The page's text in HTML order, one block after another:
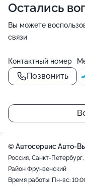
Остались
Вы можете
связи
Контактный номер
Позвонить
© Автосервис Авто-
Россия, Санкт-
Район Фрунзенский
Время работы: Пн-вс: